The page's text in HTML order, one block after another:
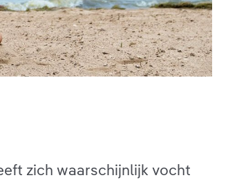
zich waarschijnlijk vocht